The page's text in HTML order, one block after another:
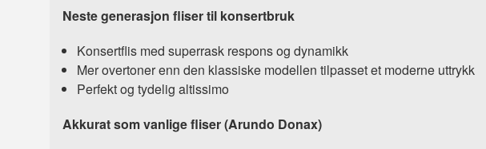
Neste generasjon fliser til konsertbruk
Konsertflis med superrask respons og dynamikk
Mer overtoner enn den klassiske modellen tilpasset et moderne uttrykk
Perfekt og tydelig altissimo
Akkurat som vanlige fliser (Arundo Donax)